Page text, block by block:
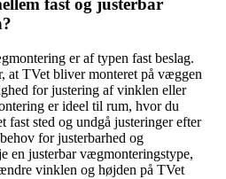
fast og justerbar
er af typen fast beslag.
at TVet bliver monteret på væggen
for justering af vinklen eller
er ideel til rum, hvor du
fast sted og undgå justeringer efter
for justerbarhed og
en justerbar vægmonteringstype,
vinklen og højden på TVet